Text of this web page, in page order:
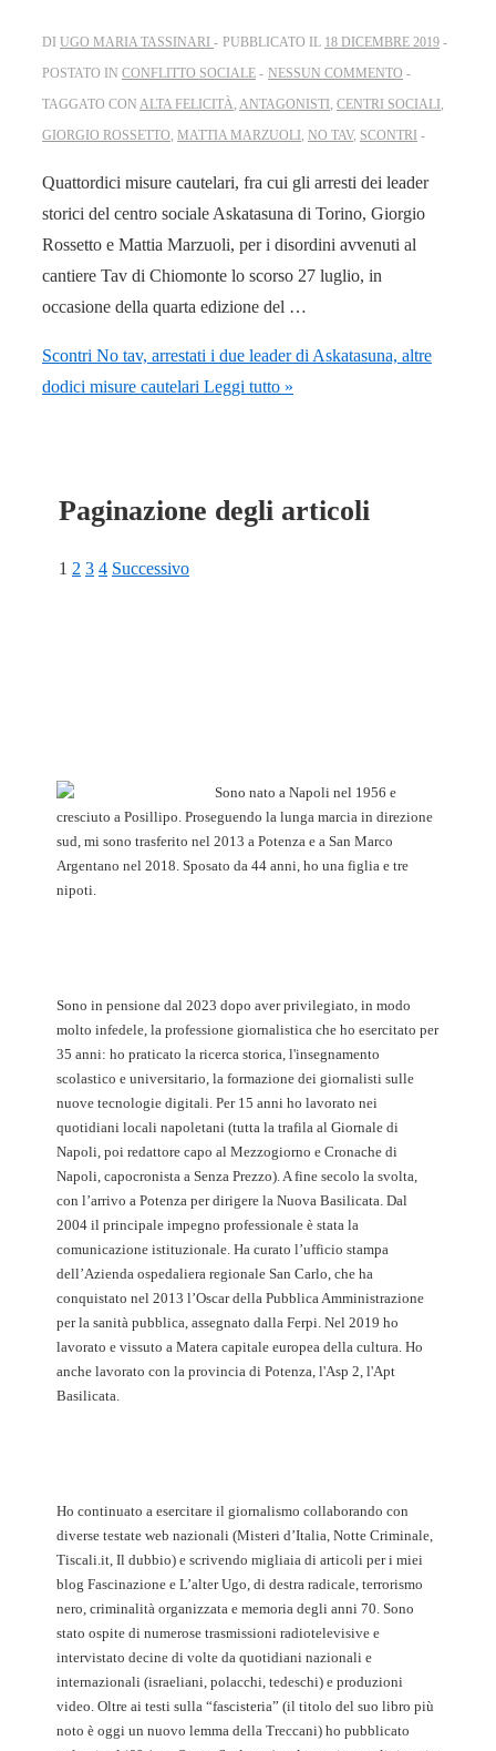
DI UGO MARIA TASSINARI PUBBLICATO IL 18 DICEMBRE 2019
POSTATO IN CONFLITTO SOCIALE
NESSUN COMMENTO
TAGGATO CON ALTA FELICITÀ ANTAGONISTI CENTRI SOCIALI
GIORGIO ROSSETTO MATTIA MARZUOLI NO TAV, SCONTRI
Quattordici misure cautelari, fra cui gli arresti dei leader
storici del centro sociale Askatasuna di Torino, Giorgio
Rossetto e Mattia Marzuoli, per i disordini avvenuti al
cantiere Tav di Chiomonte lo scorso 27 luglio, in
occasione della quarta edizione del …
Scontri No tav, arrestati i due leader di Askatasuna, altre
dodici misure cautelari Leggi tutto »
Paginazione degli articoli
1 2 3 4 Successivo
Sono nato a Napoli nel 1956 e
cresciuto a Posillipo. Proseguendo la lunga marcia in direzione
sud, mi sono trasferito nel 2013 a Potenza e a San Marco
Argentano nel 2018. Sposato da 44 anni, ho una figlia e tre
nipoti.
Sono in pensione dal 2023 dopo aver privilegiato, in modo
molto infedele, la professione giornalistica che ho esercitato per
35 anni: ho praticato la ricerca storica, l'insegnamento
scolastico e universitario, la formazione dei giornalisti sulle
nuove tecnologie digitali. Per 15 anni ho lavorato nei
quotidiani locali napoletani (tutta la trafila al Giornale di
Napoli, poi redattore capo al Mezzogiorno e Cronache di
Napoli, capocronista a Senza Prezzo). A fine secolo la svolta,
con l’arrivo a Potenza per dirigere la Nuova Basilicata. Dal
2004 il principale impegno professionale è stata la
comunicazione istituzionale. Ha curato l’ufficio stampa
dell’Azienda ospedaliera regionale San Carlo, che ha
conquistato nel 2013 l’Oscar della Pubblica Amministrazione
per la sanità pubblica, assegnato dalla Ferpi. Nel 2019 ho
lavorato e vissuto a Matera capitale europea della cultura. Ho
anche lavorato con la provincia di Potenza, l'Asp 2, l'Apt
Basilicata.
Ho continuato a esercitare il giornalismo collaborando con
diverse testate web nazionali (Misteri d’Italia, Notte Criminale,
Tiscali.it, Il dubbio) e scrivendo migliaia di articoli per i miei
blog Fascinazione e L’alter Ugo, di destra radicale, terrorismo
nero, criminalità organizzata e memoria degli anni 70. Sono
stato ospite di numerose trasmissioni radiotelevisive e
intervistato decine di volte da quotidiani nazionali e
internazionali (israeliani, polacchi, tedeschi) e produzioni
video. Oltre ai testi sulla “fascisteria” (il titolo del suo libro più
noto è oggi un nuovo lemma della Treccani) ho pubblicato